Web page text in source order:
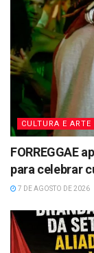
CULTURA E ARTE
FORREGGAE
para celebrar
7 DE AGOSTO DE 2026